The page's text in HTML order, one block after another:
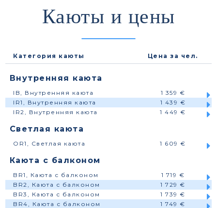
Каюты и цены
Категория каюты Цена за чел.
Внутренняя каюта
IB, Внутренняя каюта
1 359 €
IR1, Внутренняя каюта
1 439 €
IR2, Внутренняя каюта
1 449 €
Светлая каюта
OR1, Светлая каюта 1 609 €
Каюта с балконом
BR1, Каюта с балконом
1 719 €
BR2, Каюта с балконом
1 729 €
BR3, Каюта с балконом
1 739 €
BR4, Каюта с балконом
1 749 €